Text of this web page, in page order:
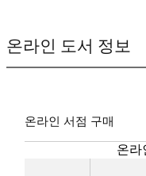
온라인 도서 정보
온라인 서점 구매
온라